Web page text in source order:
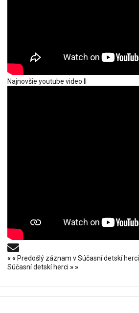
Najnovšie youtube video II
«« Predošlý záznam v Súčasní detskí herci
Súčasní detskí herci »»